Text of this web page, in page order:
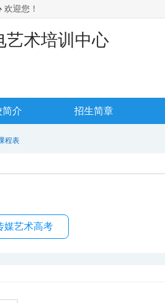
欢迎您！
艺术培训中心
简介 招生简章
程表
媒艺术高考